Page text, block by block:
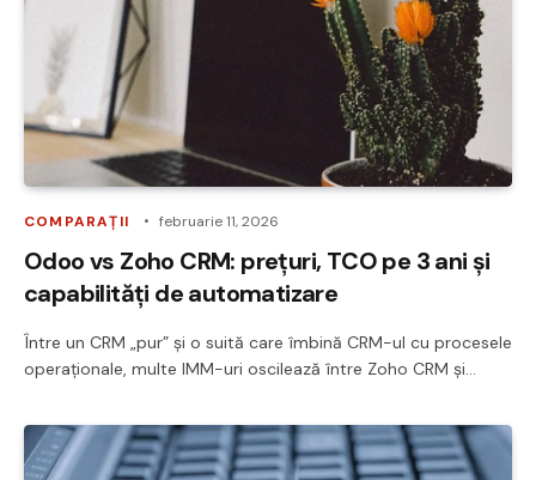
COMPARAȚII februarie 11, 2026
Odoo vs Zoho CRM: prețuri, TCO pe 3 ani și
capabilități de automatizare
Între un CRM „pur” și o suită care îmbină CRM-ul cu procesele
operaționale, multe IMM-uri oscilează între Zoho CRM și…